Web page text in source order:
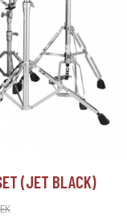
(JET BLACK)